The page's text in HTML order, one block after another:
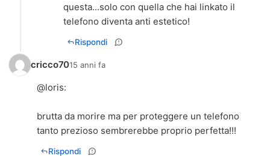
questa...solo con quella che hai linkato il
telefono diventa anti estetico!
Rispondi
cricco7015 anni fa
@loris:
brutta da morire ma per proteggere un telefono
tanto prezioso sembrerebbe proprio perfetta!!!
Rispondi